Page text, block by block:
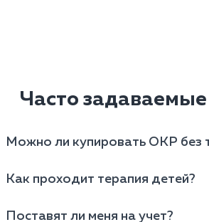
Часто
Можно ли купировать ОКР без
нейромедиаторного обмена мозга
уровень базовой тревоги, позволяя
Как проходит терапия детей?
Поставят ли меня на учет?